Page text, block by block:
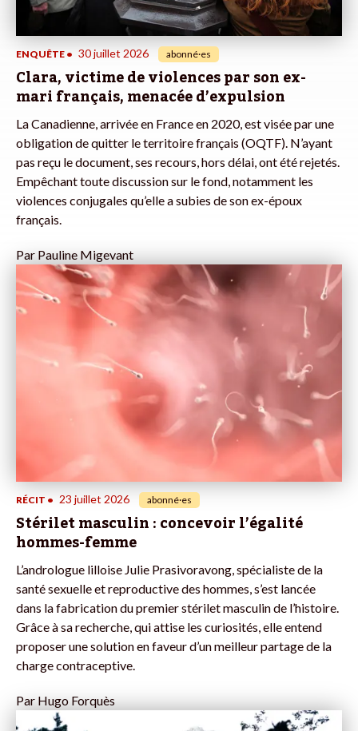
ENQUÊTE • 30 juillet 2026 abonné·es
Clara, victime de violences par son ex-
mari français, menacée d’expulsion
La Canadienne, arrivée en France en 2020, est visée par une
obligation de quitter le territoire français (OQTF). N’ayant
pas reçu le document, ses recours, hors délai, ont été rejetés.
Empêchant toute discussion sur le fond, notamment les
violences conjugales qu’elle a subies de son ex-époux
français.
Par Pauline Migevant
RÉCIT • 23 juillet 2026 abonné·es
Stérilet masculin : concevoir l’égalité
hommes-femme
L’andrologue lilloise Julie Prasivoravong, spécialiste de la
santé sexuelle et reproductive des hommes, s’est lancée
dans la fabrication du premier stérilet masculin de l’histoire.
Grâce à sa recherche, qui attise les curiosités, elle entend
proposer une solution en faveur d’un meilleur partage de la
charge contraceptive.
Par Hugo Forquès